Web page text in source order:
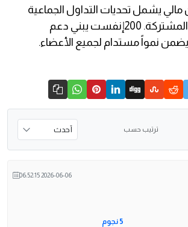
مالي يشمل تحديات التداول الجماعية
وتحليلات السوق المشتركة. 200إنفست يبني دعم
نمواً مستدام لجميع الأعضاء.
ترتيب حسب
2026-06-06 06:52:15
5 نجوم